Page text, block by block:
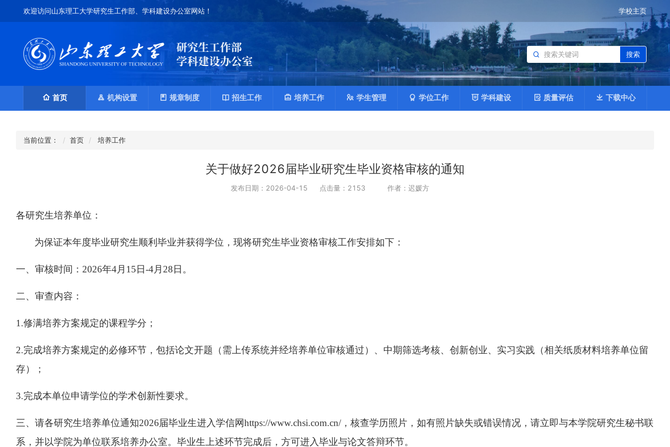
欢迎访问山东理工大学研究生工作部、学科建设办公室网站！ 学校主页
搜索
首页 机构设置 规章制度 招生工作 培养工作 学生管理 学位工作 学科建设 质量评估 下载中心
当前位置： 首页 培养工作
关于做好2026届毕业研究生毕业资格审核的通知
发布日期：2026-04-15 点击量： 2153 作者：迟媛方
各研究生培养单位：
为保证本年度毕业研究生顺利毕业并获得学位，现将研究生毕业资格审核工作安排如下：
一、审核时间： 2026年4月 15日-4月 28日。
二、审查内容：
1.修满培养方案规定的课程学分；
2.完成培养方案规定的必修环节，包括论文开题（需上传系统并经培养单位审核通过）、中期筛选考核、创新创业、实习实践（相关纸质材料培养单位留
存）；
3.完成本单位申请学位的学术创新性要求。
三、请各研究生培养单位通知2026届毕业生进入学信网https://www.chsi.com.cn/，核查学历照片，如有照片缺失或错误情况，请立即与本学院研究生秘书联
系，并以学院为单位联系培养办公室。毕业生上述环节完成后，方可进入毕业与论文答辩环节。